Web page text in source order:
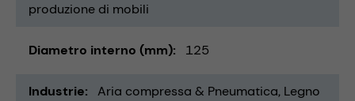
produzione di mobili
Diametro interno (mm) 125
Industrie Aria compressa & Pneumatica Legno